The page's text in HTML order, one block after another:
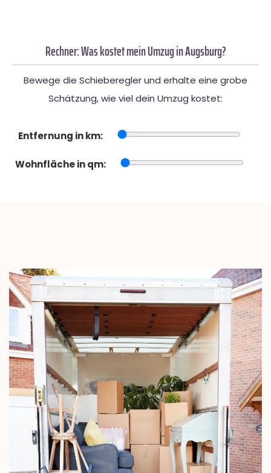
Rechner: Was kostet mein Umzug in Augsburg?
Bewege die Schieberegler und erhalte eine grobe
Schätzung, wie viel dein Umzug kostet:
Entfernung in km:
Wohnfläche in qm: